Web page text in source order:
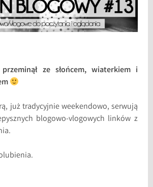
ze słońcem, wiaterkiem i
już tradycyjnie weekendowo, serwują
blogowo-vlogowych linków z